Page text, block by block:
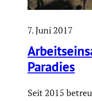
7. Juni 2017
Paradies
Seit 2015